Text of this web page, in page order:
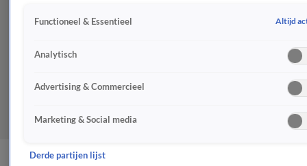
Functioneel & Essentieel Altijd
Analytisch
Advertising & Commercieel
Marketing & Social media
Derde partijen lijst